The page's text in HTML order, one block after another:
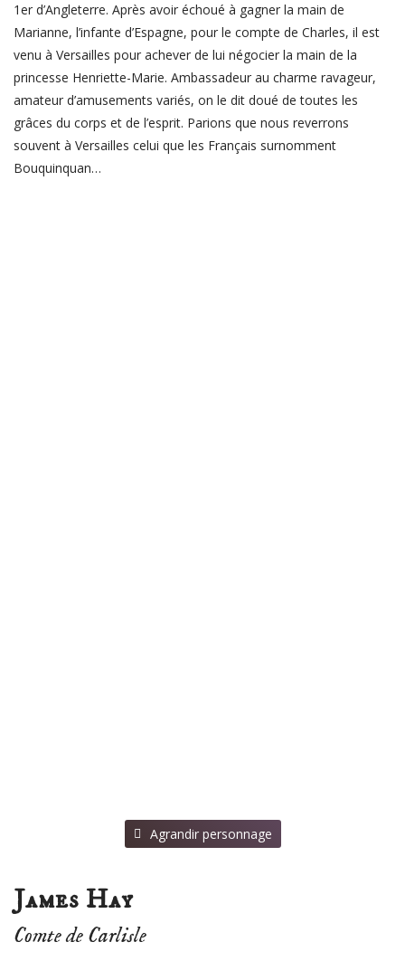
1er d’Angleterre. Après avoir échoué à gagner la main de
Marianne, l’infante d’Espagne, pour le compte de Charles, il est
venu à Versailles pour achever de lui négocier la main de la
princesse Henriette-Marie. Ambassadeur au charme ravageur,
amateur d’amusements variés, on le dit doué de toutes les
grâces du corps et de l’esprit. Parions que nous reverrons
souvent à Versailles celui que les Français surnomment
Bouquinquan…
⠀Agrandir personnage
James Hay
Comte de Carlisle